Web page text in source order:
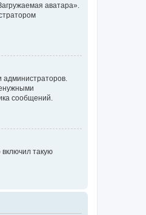
аватара».
сообщений.
такую